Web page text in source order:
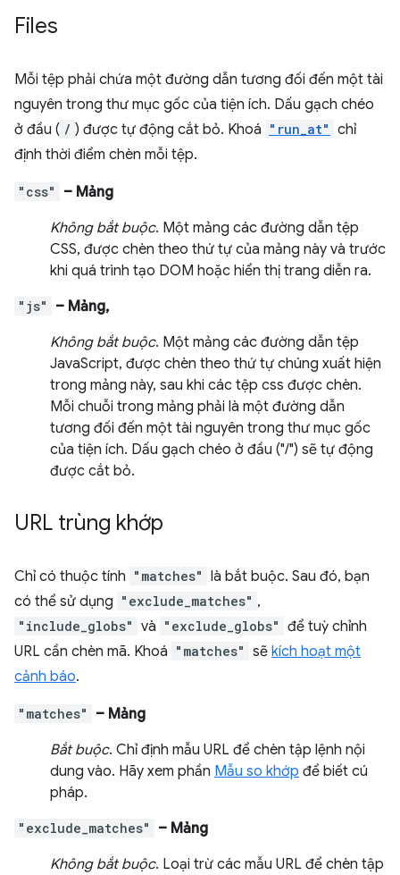
Files
Mỗi tệp phải chứa một đường dẫn tương đối đến một tài
nguyên trong thư mục gốc của tiện ích. Dấu gạch chéo
ở đầu ( / ) được tự động cắt bỏ. Khoá "run_at" chỉ
định thời điểm chèn mỗi tệp.
"css"
– Mảng
Không bắt buộc. Một mảng các đường dẫn tệp
CSS, được chèn theo thứ tự của mảng này và trước
khi quá trình tạo DOM hoặc hiển thị trang diễn ra.
"js"
– Mảng,
Không bắt buộc. Một mảng các đường dẫn tệp
JavaScript, được chèn theo thứ tự chúng xuất hiện
trong mảng này, sau khi các tệp css được chèn.
Mỗi chuỗi trong mảng phải là một đường dẫn
tương đối đến một tài nguyên trong thư mục gốc
của tiện ích. Dấu gạch chéo ở đầu ("/") sẽ tự động
được cắt bỏ.
URL trùng khớp
Chỉ có thuộc tính "matches" là bắt buộc. Sau đó, bạn
có thể sử dụng "exclude_matches" ,
"include_globs" và "exclude_globs" để tuỳ chỉnh
URL cần chèn mã. Khoá "matches" sẽ kích hoạt một
cảnh báo.
"matches"
– Mảng
Bắt buộc. Chỉ định mẫu URL để chèn tập lệnh nội
dung vào. Hãy xem phần Mẫu so khớp để biết cú
pháp.
"exclude_matches"
– Mảng
Không bắt buộc. Loại trừ các mẫu URL để chèn tập